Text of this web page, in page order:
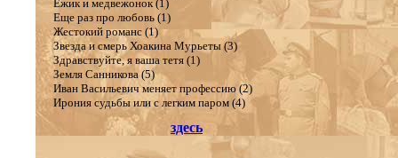
Ежик и медвежонок (1)
Еще раз про любовь (1)
Жестокий романс (1)
Звезда и смерь Хоакина Мурьеты (3)
Здравствуйте, я ваша тетя (1)
Земля Санникова (5)
Иван Васильевич меняет профессию (2)
Ирония судьбы или с легким паром (4)
здесь